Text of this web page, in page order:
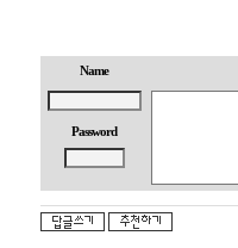
Name
Password